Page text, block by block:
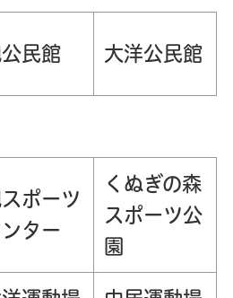
民館 大洋公民館
ポーツ
ター
くぬぎの森
スポーツ公
園